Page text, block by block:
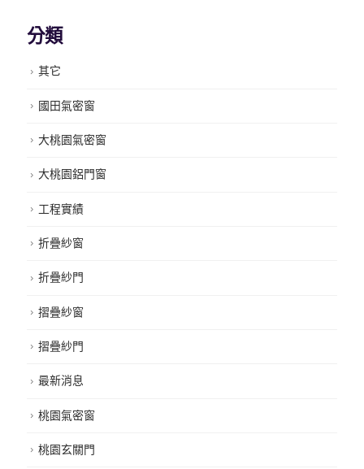
分類
其它
國田氣密窗
大桃園氣密窗
大桃園鋁門窗
工程實績
折疊紗窗
折疊紗門
摺疊紗窗
摺疊紗門
最新消息
桃園氣密窗
桃園玄關門